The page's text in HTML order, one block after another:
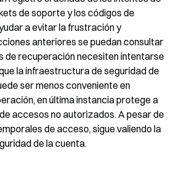
de soporte y los códigos de
a evitar la frustración y
anteriores se puedan consultar
de recuperación necesiten intentarse
la infraestructura de seguridad de
ser menos conveniente en
en última instancia protege a
accesos no autorizados. A pesar de
de acceso, sigue valiendo la
de la cuenta.